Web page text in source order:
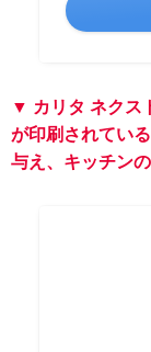
▼ カリタ ネクス
が印刷されてい
与え、キッチン